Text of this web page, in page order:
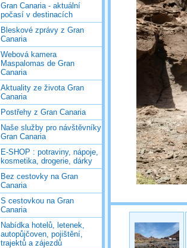
Gran Canaria - aktuální
počasí v destinacích
Bleskové zprávy z Gran
Canaria
Webová kamera
Maspalomas de Gran
Canaria
Aktuality ze života Gran
Canaria
Postřehy z Gran Canaria
Naše služby pro návštěvníky
Gran Canaria
E-SHOP : potraviny, nápoje,
kosmetika, drogerie, dárky
Bez cestovky na Gran
Canaria
S cestovkou na Gran
Canaria
Nabídka hotelů, letenek,
autopůjčoven, pojištění,
trajektů a zájezdů